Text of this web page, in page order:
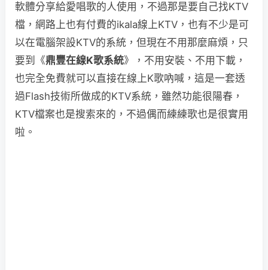
軟體分享給愛唱歌的人使用，不過那是要自己找KTV
檔，網路上也有付費的ikala線上KTV，也有不少是可
以在電腦架設KTV的系統，但現在不用那麼麻煩，只
要到《鼎豐在線K歌系統》，不用安裝、不用下載，
也完全免費就可以直接在線上K歌吶喊，這是一套透
過Flash技術所做成的KTV系統，雖然功能很陽春，
KTV檔案也是搜索來的，不過偶而練練歌也是很實用
啦。